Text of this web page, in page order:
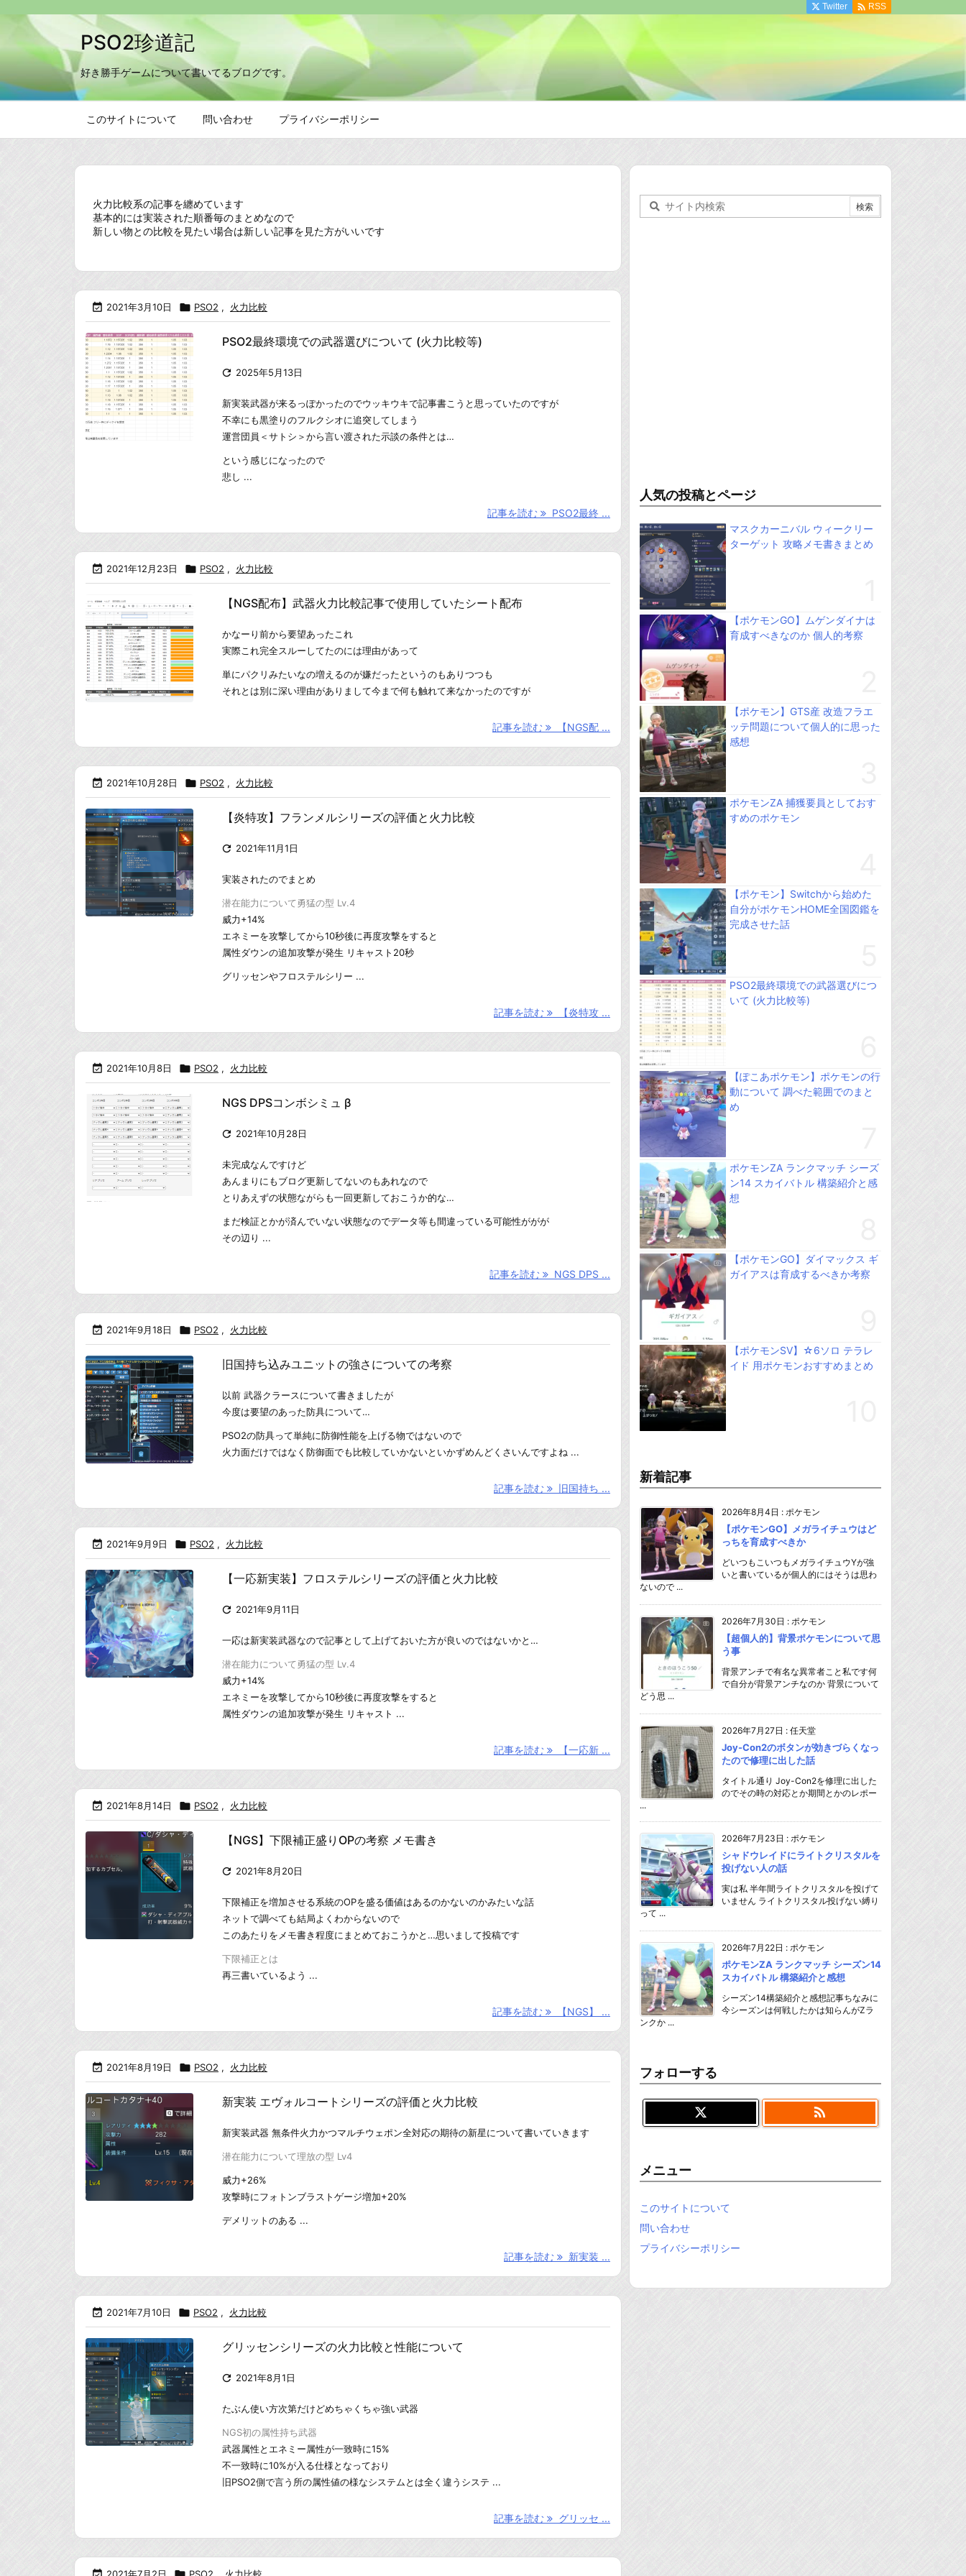
PSO2珍道記
好き勝手ゲームについて書いてるブログです。
このサイトについて 問い合わせ プライバシーポリシー
Twitter  RSS
火力比較系の記事を纏めています
基本的には実装された順番毎のまとめなので
新しい物との比較を見たい場合は新しい記事を見た方がいいです
 2021年3月10日  PSO2 , 火力比較
PSO2最終環境での武器選びについて (火力比較等)
 2025年5月13日
新実装武器が来るっぽかったのでウッキウキで記事書こうと思っていたのですが
不幸にも黒塗りのフルクシオに追突してしまう
運営団員＜サトシ＞から言い渡された示談の条件とは…
という感じになったので
悲し ...
記事を読む PSO2最終 ...
 2021年12月23日  PSO2 , 火力比較
【NGS配布】武器火力比較記事で使用していたシート配布
かなーり前から要望あったこれ
実際これ完全スルーしてたのには理由があって
単にパクリみたいなの増えるのが嫌だったというのもありつつも
それとは別に深い理由がありまして今まで何も触れて来なかったのですが
記事を読む 【NGS配 ...
 2021年10月28日  PSO2 , 火力比較
【炎特攻】フランメルシリーズの評価と火力比較
 2021年11月1日
実装されたのでまとめ
潜在能力について勇猛の型 Lv.4
威力+14%
エネミーを攻撃してから10秒後に再度攻撃をすると
属性ダウンの追加攻撃が発生 リキャスト20秒
グリッセンやフロステルシリー ...
記事を読む 【炎特攻 ...
 2021年10月8日  PSO2 , 火力比較
NGS DPSコンボシミュ β
 2021年10月28日
未完成なんですけど
あんまりにもブログ更新してないのもあれなので
とりあえずの状態ながらも一回更新しておこうか的な…
まだ検証とかが済んでいない状態なのでデータ等も間違っている可能性ががが
その辺り ...
記事を読む NGS DPS ...
 2021年9月18日  PSO2 , 火力比較
旧国持ち込みユニットの強さについての考察
以前 武器クラースについて書きましたが
今度は要望のあった防具について…
PSO2の防具って単純に防御性能を上げる物ではないので
火力面だけではなく防御面でも比較していかないといかずめんどくさいんですよね ...
記事を読む 旧国持ち ...
 2021年9月9日  PSO2 , 火力比較
【一応新実装】フロステルシリーズの評価と火力比較
 2021年9月11日
一応は新実装武器なので記事として上げておいた方が良いのではないかと…
潜在能力について勇猛の型 Lv.4
威力+14%
エネミーを攻撃してから10秒後に再度攻撃をすると
属性ダウンの追加攻撃が発生 リキャスト ...
記事を読む 【一応新 ...
 2021年8月14日  PSO2 , 火力比較
【NGS】下限補正盛りOPの考察 メモ書き
 2021年8月20日
下限補正を増加させる系統のOPを盛る価値はあるのかないのかみたいな話
ネットで調べても結局よくわからないので
このあたりをメモ書き程度にまとめておこうかと…思いまして投稿です
下限補正とは
再三書いているよう ...
記事を読む 【NGS】 ...
 2021年8月19日  PSO2 , 火力比較
新実装 エヴォルコートシリーズの評価と火力比較
新実装武器 無条件火力かつマルチウェポン全対応の期待の新星について書いていきます
潜在能力について理放の型 Lv4
威力+26%
攻撃時にフォトンブラストゲージ増加+20%
デメリットのある ...
記事を読む 新実装 ...
 2021年7月10日  PSO2 , 火力比較
グリッセンシリーズの火力比較と性能について
 2021年8月1日
たぶん使い方次第だけどめちゃくちゃ強い武器
NGS初の属性持ち武器
武器属性とエネミー属性が一致時に15%
不一致時に10%が入る仕様となっており
旧PSO2側で言う所の属性値の様なシステムとは全く違うシステ ...
記事を読む グリッセ ...
人気の投稿とページ
マスクカーニバル ウィークリー
ターゲット 攻略メモ書きまとめ
【ポケモンGO】ムゲンダイナは
育成すべきなのか 個人的考察
【ポケモン】GTS産 改造フラエ
ッテ問題について個人的に思った
感想
ポケモンZA 捕獲要員としておす
すめのポケモン
【ポケモン】Switchから始めた
自分がポケモンHOME全国図鑑を
完成させた話
PSO2最終環境での武器選びにつ
いて (火力比較等)
【ぽこあポケモン】ポケモンの行
動について 調べた範囲でのまと
め
ポケモンZA ランクマッチ シーズ
ン14 スカイバトル 構築紹介と感
想
【ポケモンGO】ダイマックス ギ
ガイアスは育成するべきか考察
【ポケモンSV】☆6ソロ テラレ
イド 用ポケモンおすすめまとめ
新着記事
2026年8月4日 : ポケモン
【ポケモンGO】メガライチュウはど
っちを育成すべきか
どいつもこいつもメガライチュウYが強
いと書いているが個人的にはそうは思わ
ないので ...
2026年7月30日 : ポケモン
【超個人的】背景ポケモンについて思
う事
背景アンチで有名な異常者こと私です何
で自分が背景アンチなのか 背景について
どう思 ...
2026年7月27日 : 任天堂
Joy-Con2のボタンが効きづらくなっ
たので修理に出した話
タイトル通り Joy-Con2を修理に出した
のでその時の対応とか期間とかのレポー
...
2026年7月23日 : ポケモン
シャドウレイドにライトクリスタルを
投げない人の話
実は私 半年間ライトクリスタルを投げて
いません ライトクリスタル投げない縛り
って ...
2026年7月22日 : ポケモン
ポケモンZA ランクマッチ シーズン14
スカイバトル 構築紹介と感想
シーズン14構築紹介と感想記事ちなみに
今シーズンは何戦したかは知らんがZラ
ンクか ...
フォローする

メニュー
このサイトについて
問い合わせ
プライバシーポリシー